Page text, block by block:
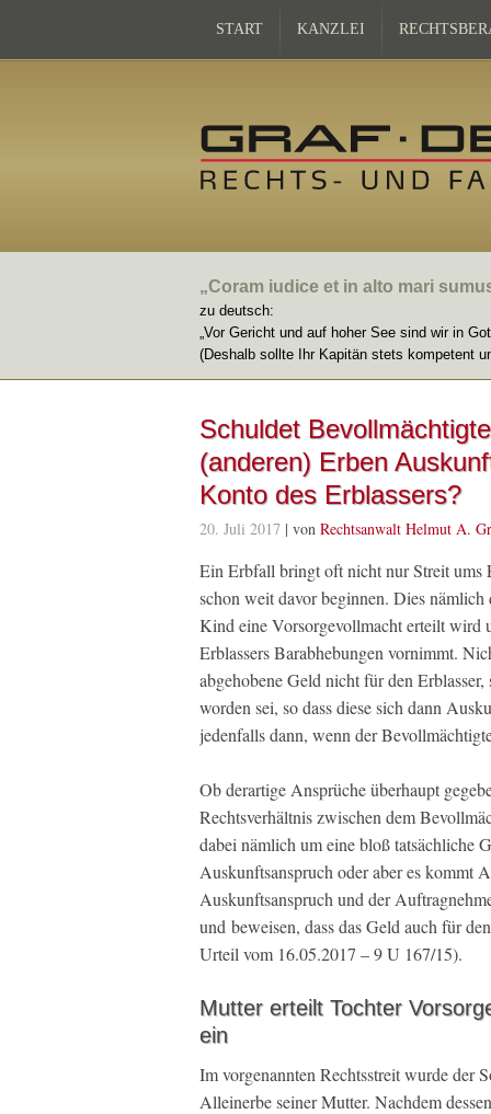
START KANZLEI
„Coram iudice et in alto mari
zu deutsch:
„Vor Gericht und auf hoher See sind wir in
(Deshalb sollte Ihr Kapitän stets kompetent
Schuldet
(anderen) Erben
Konto des Erblassers?
20. Juli 2017 | von Rechtsanwalt Helmut A.
Ein Erbfall bringt oft nicht nur Streit ums
schon weit davor beginnen. Dies
Kind eine Vorsorgevollmacht erteilt wird
Erblassers Barabhebungen vornimmt.
abgehobene Geld nicht für den
worden sei, so dass diese sich dann
jedenfalls dann, wenn der
Ob derartige Ansprüche überhaupt
Rechtsverhältnis zwischen dem
dabei nämlich um eine bloß tatsächliche
Auskunftsanspruch oder aber es kommt
Auskunftsanspruch und der
und beweisen, dass das Geld auch für
Urteil vom 16.05.2017 – 9 U 167/15).
Mutter erteilt Tochter
ein
Im vorgenannten Rechtsstreit wurde der
Alleinerbe seiner Mutter. Nachdem